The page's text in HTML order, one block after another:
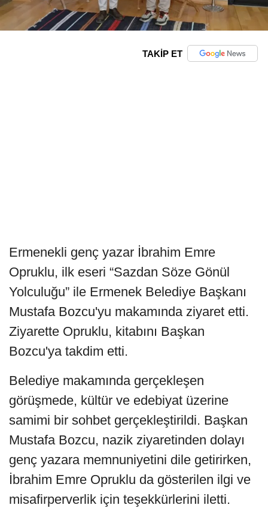
TAKİP ET
Ermenekli genç yazar İbrahim Emre
Opruklu, ilk eseri “Sazdan Söze Gönül
Yolculuğu” ile Ermenek Belediye Başkanı
Mustafa Bozcu'yu makamında ziyaret etti.
Ziyarette Opruklu, kitabını Başkan
Bozcu'ya takdim etti.
Belediye makamında gerçekleşen
görüşmede, kültür ve edebiyat üzerine
samimi bir sohbet gerçekleştirildi. Başkan
Mustafa Bozcu, nazik ziyaretinden dolayı
genç yazara memnuniyetini dile getirirken,
İbrahim Emre Opruklu da gösterilen ilgi ve
misafirperverlik için teşekkürlerini iletti.